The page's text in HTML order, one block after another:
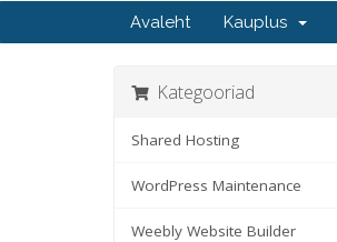
Avaleht Kauplus
Kategooriad
Shared Hosting
WordPress Maintenance
Weebly Website Builder